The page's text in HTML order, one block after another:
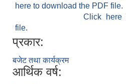
here to download the PDF file.
Click here
file.
प्रकार:
बजेट तथा कार्यक्रम
आर्थिक वर्ष: